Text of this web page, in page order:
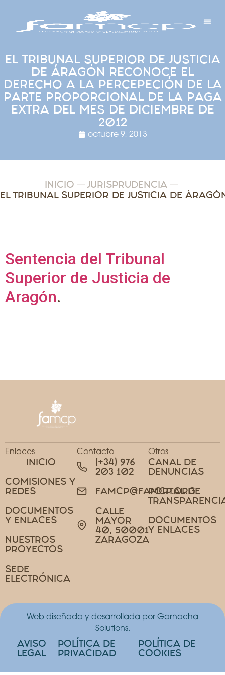
EL TRIBUNAL SUPERIOR DE JUSTICIA
DE ÁRAGÓN RECONOCE EL
DERECHO A LA PERCEPECIÓN DE LA
PARTE PROPORCIONAL DE LA PAGA
EXTRA DEL MES DE DICIEMBRE DE
2012
octubre 9, 2013
INICIO JURISPRUDENCIA
Sentencia del Tribunal
Superior de Justicia de
Aragón.
Enlaces
INICIO
COMISIONES Y
REDES
DOCUMENTOS
Y ENLACES
NUESTROS
PROYECTOS
SEDE
ELECTRÓNICA
Contacto
(+34) 976
203 102
FAMCP@FAMCP.ORG
CALLE
MAYOR
40, 50001
ZARAGOZA
Otros
CANAL DE
DENUNCIAS
PORTAL DE
DOCUMENTOS
Y ENLACES
Web diseñada y desarrollada por Garnacha
Solutions.
AVISO
LEGAL
POLÍTICA DE
PRIVACIDAD
POLÍTICA DE
COOKIES